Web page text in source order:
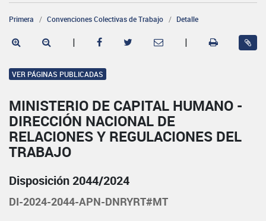
Primera Convenciones Colectivas de Trabajo Detalle
| |
VER PÁGINAS PUBLICADAS
MINISTERIO DE CAPITAL HUMANO -
DIRECCIÓN NACIONAL DE
RELACIONES Y REGULACIONES DEL
TRABAJO
Disposición 2044/2024
DI-2024-2044-APN-DNRYRT#MT